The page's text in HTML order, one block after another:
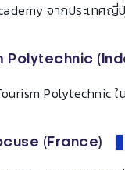
จากประเทศญี่
Polytechnic
Polytechnic ใ
(France)